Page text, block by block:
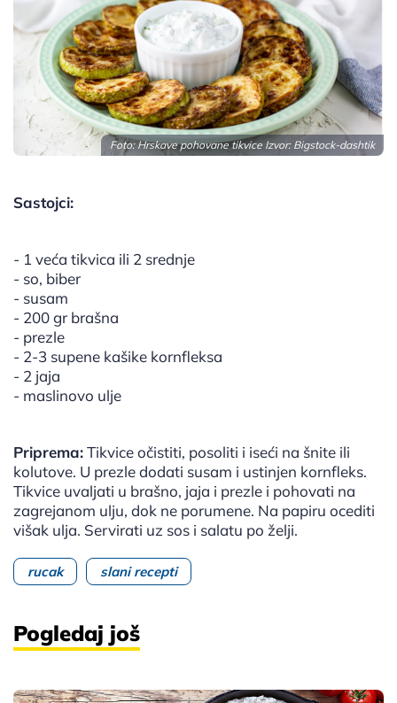
Foto: Hrskave pohovane tikvice Izvor: Bigstock-dashtik
Sastojci:
- 1 veća tikvica ili 2 srednje
- so, biber
- susam
- 200 gr brašna
- prezle
- 2-3 supene kašike kornfleksa
- 2 jaja
- maslinovo ulje
Priprema:Tikvice očistiti, posoliti i iseći na šnite ili
kolutove. U prezle dodati susam i ustinjen kornfleks.
Tikvice uvaljati u brašno, jaja i prezle i pohovati na
zagrejanom ulju, dok ne porumene. Na papiru ocediti
višak ulja. Servirati uz sos i salatu po želji.
rucak slani recepti
Pogledaj još